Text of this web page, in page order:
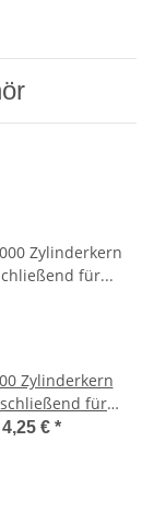
Zylinderkern
für
1000 1 Stück
4,25 € *